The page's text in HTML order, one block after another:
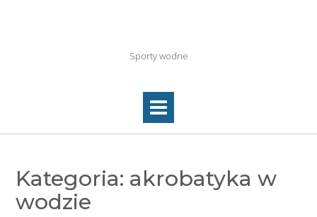
Sporty wodne
Kategoria: akrobatyka w
wodzie